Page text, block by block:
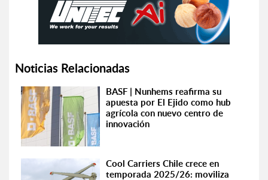
Noticias Relacionadas
BASF | Nunhems reafirma su
apuesta por El Ejido como hub
agrícola con nuevo centro de
innovación
Cool Carriers Chile crece en
temporada 2025/26: moviliza